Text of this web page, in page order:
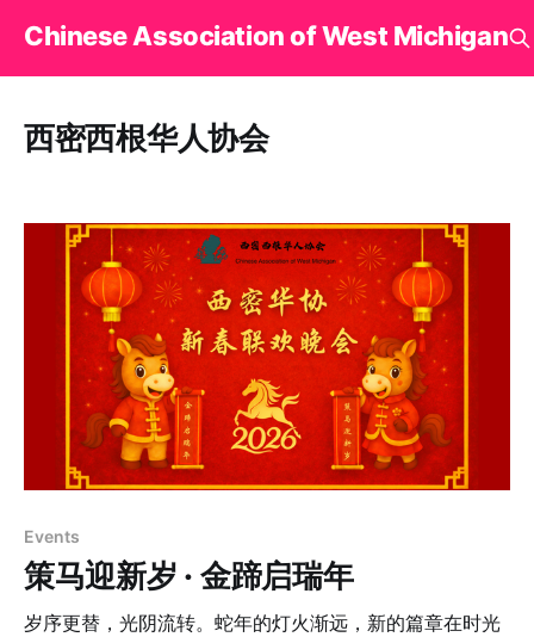
Chinese Association of West Michigan
西密西根华人协会
Events
策马迎新岁 · 金蹄启瑞年
岁序更替，光阴流转。蛇年的灯火渐远，新的篇章在时光